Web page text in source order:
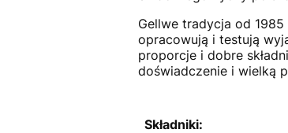
Gellwe tradycja od
opracowują i testują
proporcje i dobre
doświadczenie i wielką
Składniki: